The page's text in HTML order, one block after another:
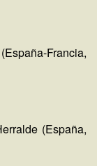
Francia,
(España,